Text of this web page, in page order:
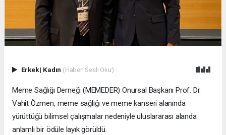
Erkek| Kadın (Haberi Sesli Oku)
Meme Sağlığı Derneği (MEMEDER) Onursal Başkanı Prof. Dr.
Vahit Özmen, meme sağlığı ve meme kanseri alanında
yürüttüğü bilimsel çalışmalar nedeniyle uluslararası alanda
anlamlı bir ödüle layık görüldü.